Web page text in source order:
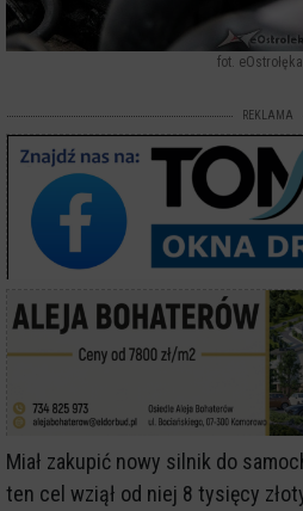
fot.
REKLAMA
Miał zakupić nowy silnik do
ten cel wziął od niej 8 tysięcy